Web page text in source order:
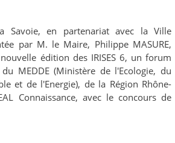
Savoie, en partenariat avec la Ville
par M. le Maire, Philippe MASURE,
édition des IRISES 6, un forum
MEDDE (Ministère de l'Ecologie, du
et de l'Energie), de la Région Rhône-
Connaissance, avec le concours de